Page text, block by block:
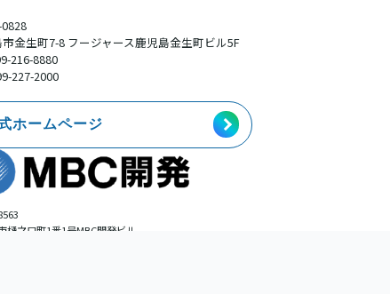
金生町7-8 フージャース鹿児島金生町ビル5F
216-8880
227-2000
ホームページ
樋之口町1番1号MBC開発ビル